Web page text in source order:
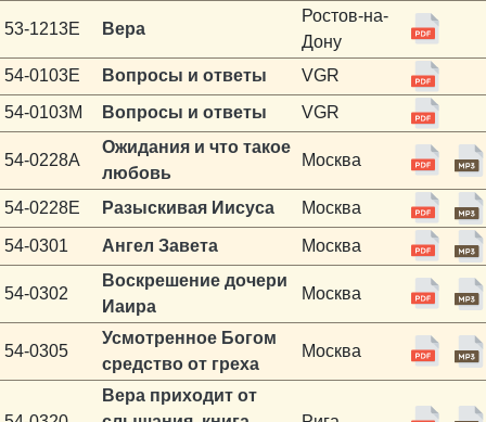
53-1213E Вера
Ростов-на-
Дону
54-0103E
Вопросы и ответы
VGR
54-0103M
Вопросы и ответы VGR
54-0228A
Ожидания и что такое
любовь
Москва
54-0228E Разыскивая Иисуса Москва
54-0301 Ангел Завета Москва
54-0302
Воскрешение дочери
Иаира
Москва
54-0305
Усмотренное Богом
средство от греха
Москва
Вера приходит от